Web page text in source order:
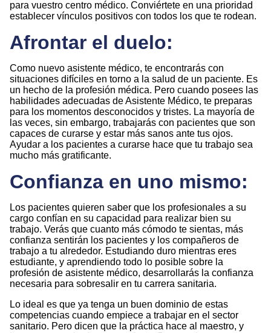
para vuestro centro médico. Conviértete en una prioridad
establecer vínculos positivos con todos los que te rodean.
Afrontar el duelo:
Como nuevo asistente médico, te encontrarás con
situaciones difíciles en torno a la salud de un paciente. Es
un hecho de la profesión médica. Pero cuando posees las
habilidades adecuadas de Asistente Médico, te preparas
para los momentos desconocidos y tristes. La mayoría de
las veces, sin embargo, trabajarás con pacientes que son
capaces de curarse y estar más sanos ante tus ojos.
Ayudar a los pacientes a curarse hace que tu trabajo sea
mucho más gratificante.
Confianza en uno mismo:
Los pacientes quieren saber que los profesionales a su
cargo confían en su capacidad para realizar bien su
trabajo. Verás que cuanto más cómodo te sientas, más
confianza sentirán los pacientes y los compañeros de
trabajo a tu alrededor. Estudiando duro mientras eres
estudiante, y aprendiendo todo lo posible sobre la
profesión de asistente médico, desarrollarás la confianza
necesaria para sobresalir en tu carrera sanitaria.
Lo ideal es que ya tenga un buen dominio de estas
competencias cuando empiece a trabajar en el sector
sanitario. Pero dicen que la práctica hace al maestro, y